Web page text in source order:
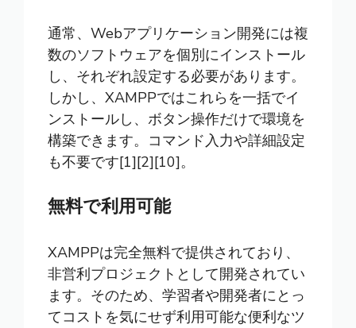
通常、Webアプリケーション開発には複
数のソフトウェアを個別にインストール
し、それぞれ設定する必要があります。
しかし、XAMPPではこれらを一括でイ
ンストールし、ボタン操作だけで環境を
構築できます。コマンド入力や詳細設定
も不要です[1][2][10]。
無料で利用可能
XAMPPは完全無料で提供されており、
非営利プロジェクトとして開発されてい
ます。そのため、学習者や開発者にとっ
てコストを気にせず利用可能な便利なツ